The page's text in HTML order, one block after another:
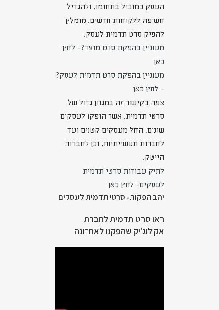
העסק כמוביל בתחומו, ולהגדיל
חשיפה ללקוחות חדשים, מומלץ
להפיק סרט תדמית לעסק.
מעוניין בהפקת סרט מוצר?- לחץ
כאן
מעוניין בהפקת סרט תדמית לעסק?
- לחץ כאן
צפה בקישור זה במגוון גדול של
סרטי תדמית, אשר הופקו לעסקים
שונים, החל מעסקים קטנים ועד
לחברות תעשייתיות, וכן לחברות
הייטק.
לתיק עבודות סרטי תדמית
לעסקים- לחץ כאן
יהב הפקות- סרטי תדמית לעסקים
ראו סרט תדמית לחברת
אקולוג'יק שהפקנו לאחרונה